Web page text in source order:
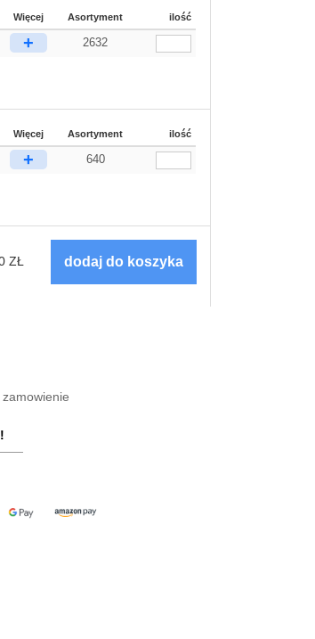
Więcej Asortyment ilość
+ 2632
Więcej Asortyment ilość
+ 640
ZŁ